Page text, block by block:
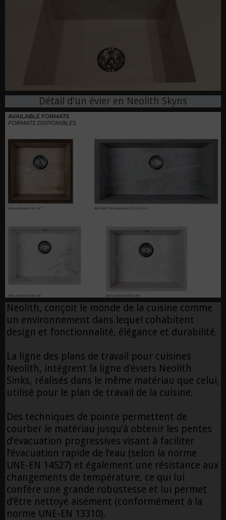
Détail d'un évier en Neolith Skyns
Neolith, conçoit le monde de la cuisine comme
un environnement dans lequel cohabitent
design et fonctionnalité, élégance et durabilité.
La ligne des plans de travail pour cuisines
Neolith, intégrent la ligne d'éviers Neolith
Sinks, réalisés dans le même matériau que celui,
utilisé pour le plan de travail de la cuisine.
Des techniques de pointe permettent de
courber le matériau jusqu’à obtenir les pentes
d’évacuation progressives visant à faciliter
l’évacuation rapide de l’eau (selon la norme
UNE-EN 14527) et également une résistance aux
changements de température, ce qui lui
confère une grande robustesse et lui permet
d'être nettoyé aisément (conformément à la
norme UNE-EN 13310).